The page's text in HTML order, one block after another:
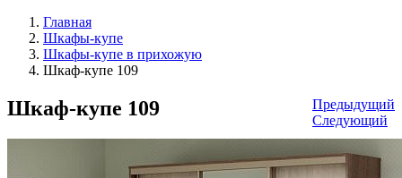
Главная
Шкафы-купе
Шкафы-купе в прихожую
Шкаф-купе 109
Предыдущий
Следующий
Шкаф-купе 109